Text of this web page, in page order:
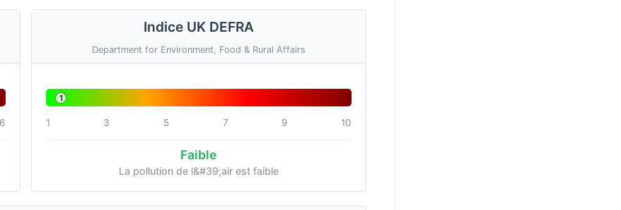
6
Indice UK DEFRA
Department for Environment, Food & Rural Affairs
1
1 3 5 7 9 10
Faible
La pollution de l&#39;air est faible